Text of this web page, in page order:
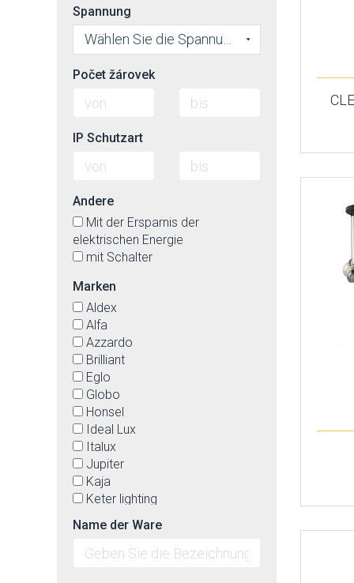
Spannung
Počet žárovek
IP Schutzart
Andere
Mit der Ersparnis der
elektrischen Energie
mit Schalter
Marken
Aldex
Alfa
Azzardo
Brilliant
Eglo
Globo
Honsel
Ideal Lux
Italux
Jupiter
Kaja
Keter lighting
Lucide
Luminex
Name der Ware